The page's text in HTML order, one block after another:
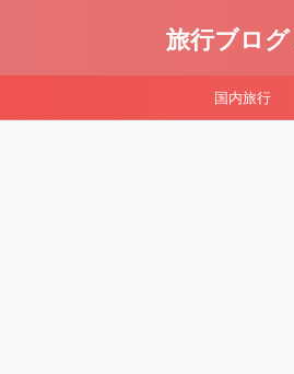
旅行ブロ
国内旅行